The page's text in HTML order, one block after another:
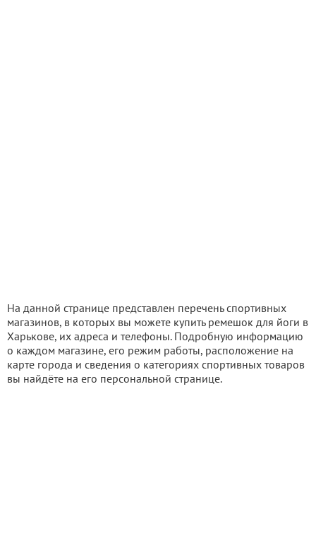
На данной странице представлен перечень спортивных
магазинов, в которых вы можете купить ремешок для йоги в
Харькове, их адреса и телефоны. Подробную информацию
о каждом магазине, его режим работы, расположение на
карте города и сведения о категориях спортивных товаров
вы найдёте на его персональной странице.